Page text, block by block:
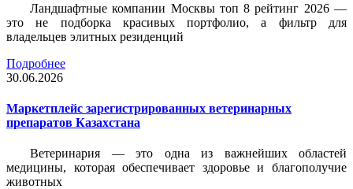
Ландшафтные компании Москвы топ 8 рейтинг 2026 —
это не подборка красивых портфолио, а фильтр для
владельцев элитных резиденций
Подробнее
30.06.2026
Маркетплейс зарегистрированных ветеринарных
препаратов Казахстана
Ветеринария — это одна из важнейших областей
медицины, которая обеспечивает здоровье и благополучие
животных